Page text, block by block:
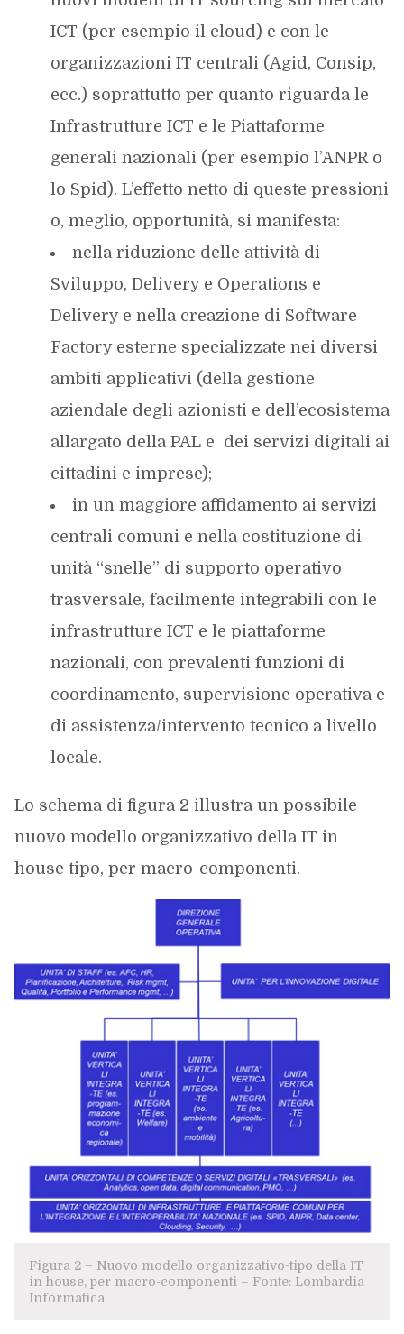
ICT (per esempio il cloud) e con le
organizzazioni IT centrali (Agid, Consip,
ecc.) soprattutto per quanto riguarda le
Infrastrutture ICT e le Piattaforme
generali nazionali (per esempio l’ANPR o
lo Spid). L’effetto netto di queste pressioni
o, meglio, opportunità, si manifesta:
nella riduzione delle attività di
Sviluppo, Delivery e Operations e
Delivery e nella creazione di Software
Factory esterne specializzate nei diversi
ambiti applicativi (della gestione
aziendale degli azionisti e dell’ecosistema
allargato della PAL e dei servizi digitali ai
cittadini e imprese);
in un maggiore affidamento ai servizi
centrali comuni e nella costituzione di
unità “snelle” di supporto operativo
trasversale, facilmente integrabili con le
infrastrutture ICT e le piattaforme
nazionali, con prevalenti funzioni di
coordinamento, supervisione operativa e
di assistenza/intervento tecnico a livello
locale.
Lo schema di figura 2 illustra un possibile
nuovo modello organizzativo della IT in
house tipo, per macro-componenti.
Figura 2 – Nuovo modello organizzativo-tipo della IT
in house, per macro-componenti – Fonte: Lombardia
Informatica